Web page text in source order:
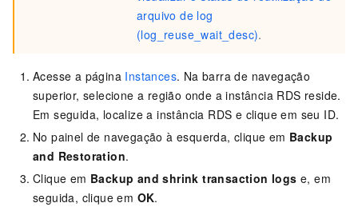
arquivo de log
(log_reuse_wait_desc).
Acesse a página Instances. Na barra de navegação
superior, selecione a região onde a instância RDS reside.
Em seguida, localize a instância RDS e clique em seu ID.
No painel de navegação à esquerda, clique em Backup
and Restoration.
Clique em Backup and shrink transaction logs e, em
seguida, clique em OK.